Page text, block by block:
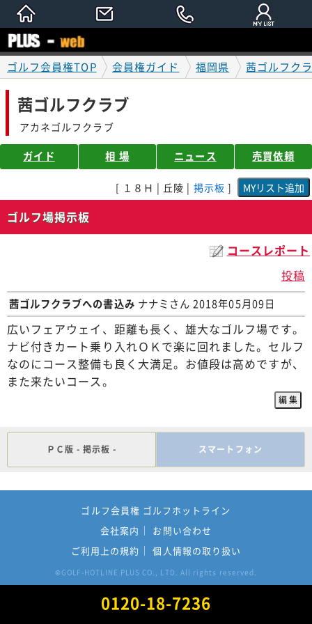
ゴルフ会員権TOP 会員権ガイド 福岡県 茜ゴルフク
茜ゴルフクラブ
アカネゴルフクラブ
ガイド 相 場 ニュース 売買依頼
[ １８Ｈ | 丘陵 | 掲示板 ]
ゴルフ場掲示板
コースレポート
投稿
茜ゴルフクラブへの書込み ナナミさん 2018年05月09日
広いフェアウェイ、距離も長く、雄大なゴルフ場です。
ナビ付きカート乗り入れＯＫで楽に回れました。セルフ
なのにコース整備も良く大満足。お値段は高めですが、
また来たいコース。
ＰＣ版 - 掲示板 - スマートフォン
ゴルフ会員権 ゴルフホットライン
会社案内
お問い合わせ
ご利用上の規約
個人情報の取り扱い
© GOLF-HOTLINE PLUS CO., LTD. All rights reserved.
0120-18-7236